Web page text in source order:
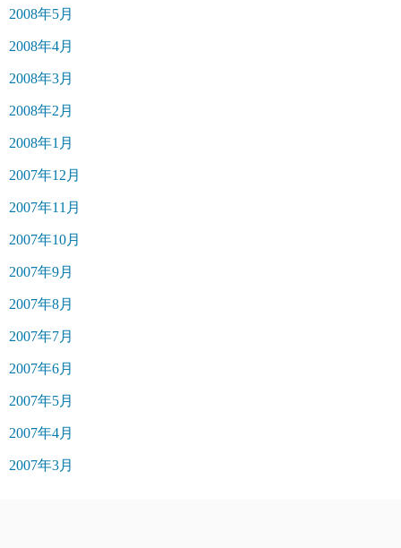
2008年5月
2008年4月
2008年3月
2008年2月
2008年1月
2007年12月
2007年11月
2007年10月
2007年9月
2007年8月
2007年7月
2007年6月
2007年5月
2007年4月
2007年3月